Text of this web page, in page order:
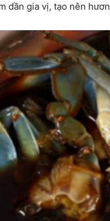
dần gia vị, tạo nên